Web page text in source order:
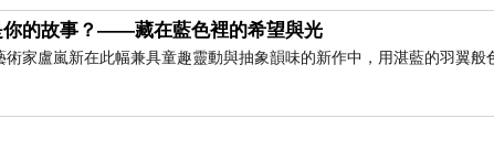
心中那些又疼又痛的脆弱
想找一個地方
好好把那些委屈與難受
你的故事？——藏在藍色裡的希望與光
家盧嵐新在此幅兼具童趣靈動與抽象韻味的新作中，用湛藍的羽翼般